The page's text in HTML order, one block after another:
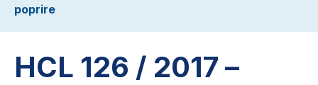
poprire
HCL 126 / 2017 –